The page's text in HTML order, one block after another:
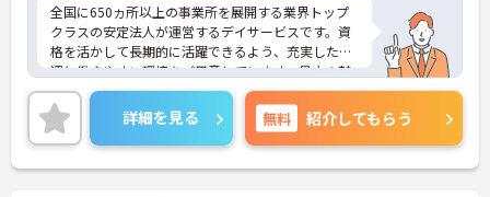
全国に650ヵ所以上の事業所を展開する業界トップ
クラスの安定法人が運営するデイサービスです。資
格を活かして長期的に活躍できるよう、充実した待
遇と働きやすい環境をご用意しています。最大の魅
力は夜勤なしの日勤のみで年間休日は119日しっか
り確保できる点にあります。毎月付与されるリフレ
ッシュ休暇を利用して連休の取得も可能です。ま
た、子育てサポート企業として「くるみん認定」を
取得しており、こども休暇や充実した扶養手当など
詳細を見る 無料 紹介してもらう